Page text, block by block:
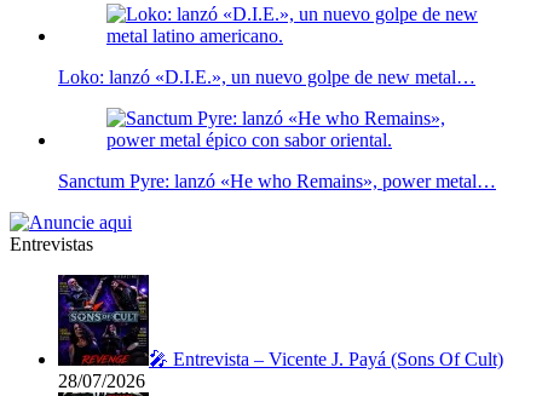
Loko: lanzó «D.I.E.», un nuevo golpe de new metal…
Sanctum Pyre: lanzó «He who Remains», power metal…
Entrevistas
🎤 Entrevista – Vicente J. Payá (Sons Of Cult)
28/07/2026